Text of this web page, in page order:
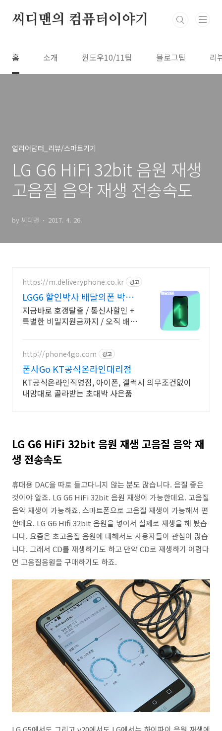
씨디맨의 컴퓨터이야기
홈 소개 윈도우10/11팁 블로그팁 리
얼리어답터_리뷰/스마트기기
LG G6 HiFi 32bit 음원 재생
고음질 음악 재생 전송속도
by 씨디맨 2017. 4. 26.
https://m.deliveryphone.co.kr 광고
LGG6 할인박사 배달의폰 박리
다매! 무조건 더 할인!
지금바로 호갱탈출 / 통신사할인 +
특별한 비밀지원금까지 / 오직 배달
http://phone4go.com 광고
폰사Go KT공식온라인대리점
KT공식온라인직영점, 아이폰, 갤럭시 의무조건없이
내맘대로 골라받는 초대박 사은품
LG G6 HiFi 32bit 음원 재생 고음질 음악 재
생 전송속도
휴대용 DAC을 따로 들고다니지 않는 분도 많습니다. 음질 좋은
것이야 알죠. LG G6 HiFi 32bit 음원 재생이 가능한데요. 고음질
음악 재생이 가능하죠. 스마트폰으로 고음질 재생이 가능해서 편
한데요. LG G6 Hifi 32bit 음원을 넣어서 실제로 재생을 해 봤습
니다. 요즘은 초고음질 음원에 대해서도 사용자들이 관심이 많습
니다. 그래서 CD를 재생하기도 하고 만약 CD로 재생하기 어렵다
면 고음질음원을 구매하기도 하죠.